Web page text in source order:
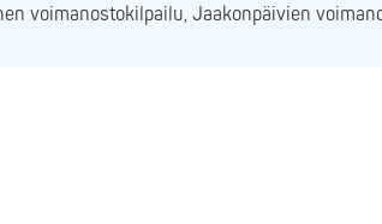
voimanostokilpailu, Jaakonpäivien